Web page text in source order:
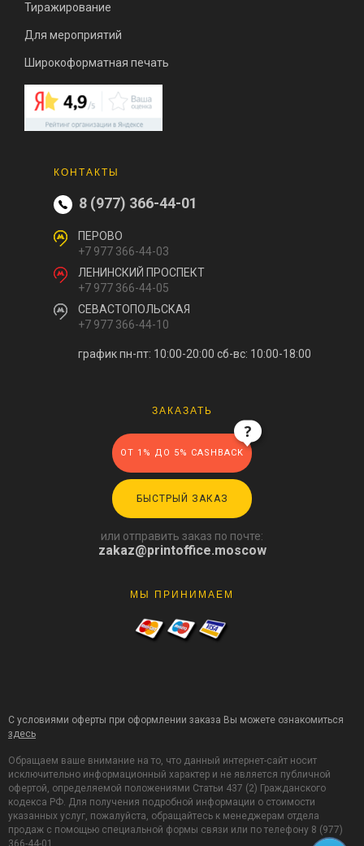
Тиражирование
Для мероприятий
Широкоформатная печать
КОНТАКТЫ
8 (977) 366-44-01
ПЕРОВО
+7 977 366-44-03
ЛЕНИНСКИЙ ПРОСПЕКТ
+7 977 366-44-05
СЕВАСТОПОЛЬСКАЯ
+7 977 366-44-10
график пн-пт: 10:00-20:00 сб-вс: 10:00-18:00
ЗАКАЗАТЬ
ОТ 1% ДО 5% CASHBACK
БЫСТРЫЙ ЗАКАЗ
или отправить заказ по почте:
zakaz@printoffice.moscow
МЫ ПРИНИМАЕМ
С условиями оферты при оформлении заказа Вы можете ознакомиться
здесь
Обращаем ваше внимание на то, что данный интернет-сайт носит
исключительно информационный характер и не является публичной
офертой, определяемой положениями Статьи 437 (2) Гражданского
кодекса РФ. Для получения подробной информации о стоимости
указанных услуг, пожалуйста, обращайтесь к менеджерам отдела
продаж с помощью специальной формы связи или по телефону 8 (977)
366-44-01